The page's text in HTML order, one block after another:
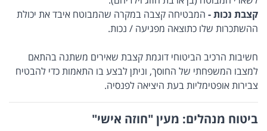
קצבת נכות - המבטיחה קצבה במקרה שהמבוטח איבד את יכולת
ההשתכרות שלו כתוצאה מפגיעה / נכות.
חשיבות הרכיב הביטוחי דוגמת קצבת שאירים משתנה בהתאם
למצבו המשפחתי של החוסך, וניתן לבצע בו התאמות כדי להבטיח
צבירות אופטימליות בעת היציאה לפנסיה.
ביטוח מנהלים: מעין "חוזה אישי"